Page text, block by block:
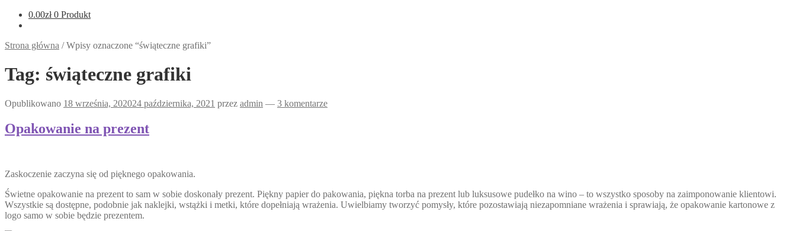
0.00zł 0 Produkt
Strona główna /Wpisy oznaczone “świąteczne grafiki”
Tag: świąteczne grafiki
Opublikowano 18 września, 202024 października, 2021 przez admin — 3 komentarze
Opakowanie na prezent
Zaskoczenie zaczyna się od pięknego opakowania.
Świetne opakowanie na prezent to sam w sobie doskonały prezent. Piękny papier do pakowania, piękna torba na prezent lub luksusowe pudełko na wino – to wszystko sposoby na zaimponowanie klientowi.
Wszystkie są dostępne, podobnie jak naklejki, wstążki i metki, które dopełniają wrażenia. Uwielbiamy tworzyć pomysły, które pozostawiają niezapomniane wrażenia i sprawiają, że opakowanie kartonowe z
logo samo w sobie będzie prezentem.